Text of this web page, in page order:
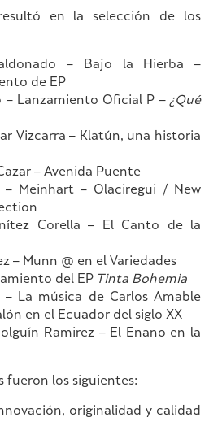
en la selección de los
– Bajo la Hierba –
de EP
– Lanzamiento Oficial P – ¿Qué
Vizcarra – Klatún, una historia
– Avenida Puente
– Meinhart – Olaciregui / New
Corella – El Canto de la
– Munn @ en el Variedades
del EP Tinta Bohemia
– La música de Carlos Amable
en el Ecuador del siglo XX
Ramirez – El Enano en la
fueron los siguientes:
originalidad y calidad